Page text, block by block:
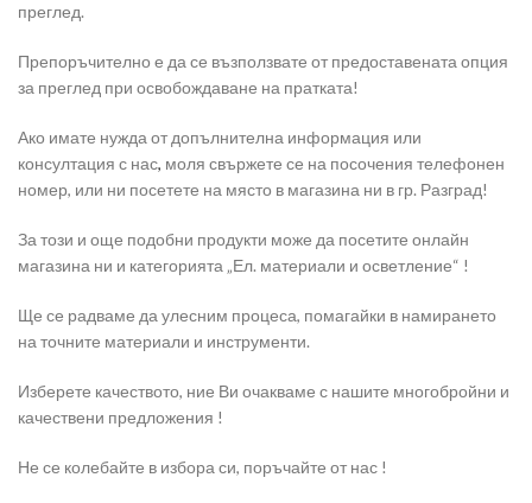
преглед.
Препоръчително е да се възползвате от предоставената опция
за преглед при освобождаване на пратката!
Ако имате нужда от допълнителна информация или
консултация с нас, моля свържете се на посочения телефонен
номер, или ни посетете на място в магазина ни в гр. Разград!
За този и още подобни продукти може да посетите онлайн
магазина ни и категорията „Ел. материали и осветление“ !
Ще се радваме да улесним процеса, помагайки в намирането
на точните материали и инструменти.
Изберете качеството, ние Ви очакваме с нашите многобройни и
качествени предложения !
Не се колебайте в избора си, поръчайте от нас !